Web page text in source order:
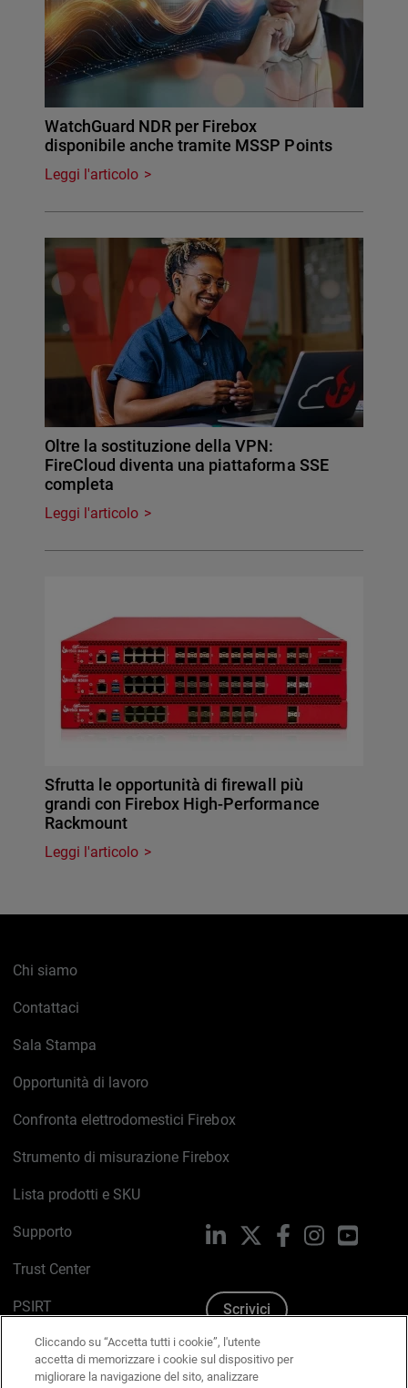
WatchGuard NDR per Firebox
disponibile anche tramite MSSP Points
Leggi l'articolo
Oltre la sostituzione della VPN:
FireCloud diventa una piattaforma SSE
completa
Leggi l'articolo
Sfrutta le opportunità di firewall più
grandi con Firebox High-Performance
Rackmount
Leggi l'articolo
Chi siamo
Contattaci
Sala Stampa
Opportunità di lavoro
Confronta elettrodomestici Firebox
Strumento di misurazione Firebox
Lista prodotti e SKU
Supporto
Trust Center
PSIRT
Politica sui cookie
Informativa sulla privacy
LinkedIn FacebookInstagram
Scrivici
Cliccando su “Accetta tutti i cookie”, l'utente
accetta di memorizzare i cookie sul dispositivo per
migliorare la navigazione del sito, analizzare